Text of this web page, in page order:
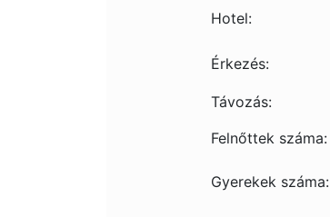
Hotel:
Érkezés:
Távozás:
Felnőttek száma:
Gyerekek száma: